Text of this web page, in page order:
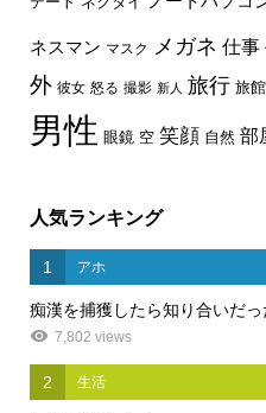
ネスマン マスク メガネ 仕事
外 彼女 怒る 撮影 新人 旅行 旅館
男性 眼鏡 空 笑顔 自然 部
人気ランキング
1 アホ
痴漢を捕獲したら知り合いだっ
7,802 views
2 生活